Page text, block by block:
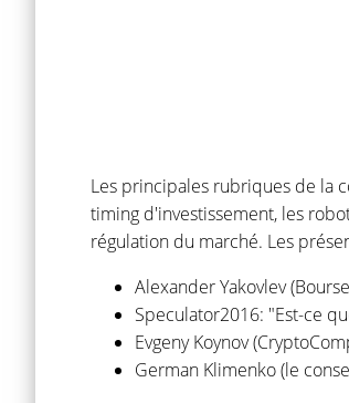
Les principales rubriques de la
timing d'investissement, les
régulation du marché. Les
Alexander Yakovlev
Speculator2016: "Est-ce
Evgeny Koynov
German Klimenko (le